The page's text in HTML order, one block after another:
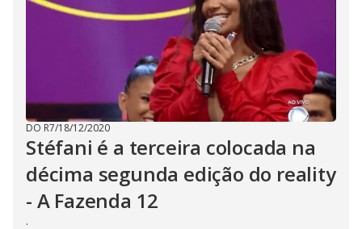
DO R7/18/12/2020
Stéfani é a terceira colocada na
décima segunda edição do reality
- A Fazenda 12
.